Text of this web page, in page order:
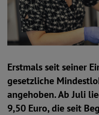
Erstmals seit seiner
gesetzliche
angehoben. Ab Juli
9,50 Euro, die seit